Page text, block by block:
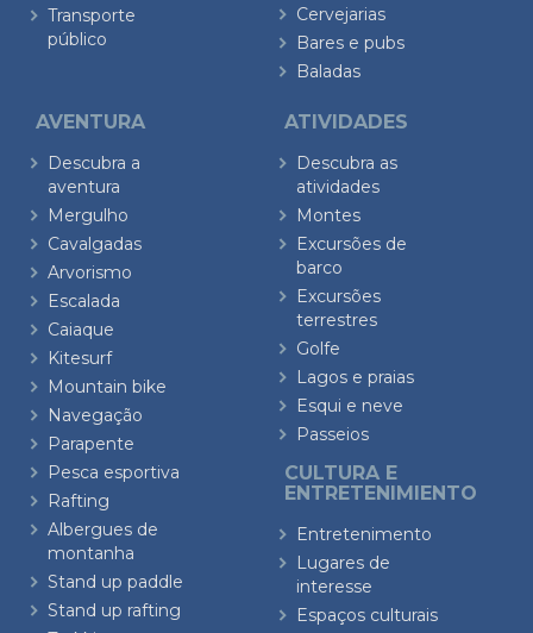
Transporte
público
Cervejarias
Bares e pubs
Baladas
AVENTURA
Descubra a
aventura
Mergulho
Cavalgadas
Arvorismo
Escalada
Caiaque
Kitesurf
Mountain bike
Navegação
Parapente
Pesca esportiva
Rafting
Albergues de
montanha
Stand up paddle
Stand up rafting
ATIVIDADES
Descubra as
atividades
Montes
Excursões de
barco
Excursões
terrestres
Golfe
Lagos e praias
Esqui e neve
Passeios
CULTURA E
ENTRETENIMIENTO
Entretenimento
Lugares de
interesse
Espaços culturais